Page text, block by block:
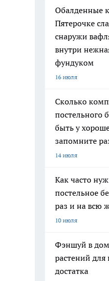
Обалденные
Пятерочке
снаружи
внутри
фундуком
16 июля
Сколько
постельного
быть у
запомните
14 июля
Как часто
постельное
раз и на всю
10 июля
Фэншуй в
растений
достатка